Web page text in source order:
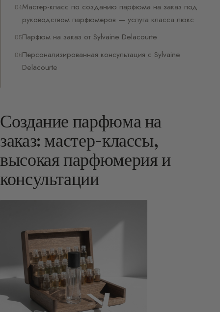
Мастер-класс по созданию парфюма на заказ под
руководством парфюмеров — услуга класса люкс
Парфюм на заказ от Sylvaine Delacourte
Персонализированная консультация с Sylvaine
Delacourte
Создание парфюма на
заказ: мастер-классы,
высокая парфюмерия и
консультации